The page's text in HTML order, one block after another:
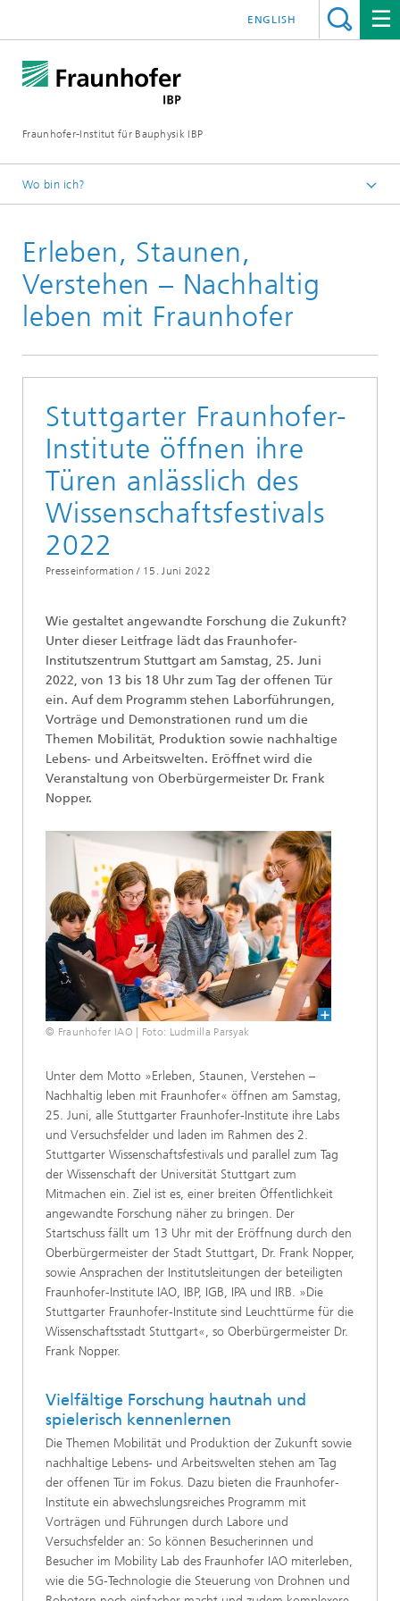
Fraunhofer-Institut für Bauphysik IBP
ENGLISH
Wo bin ich?
Erleben, Staunen,
Verstehen – Nachhaltig
leben mit Fraunhofer
Stuttgarter Fraunhofer-
Institute öffnen ihre
Türen anlässlich des
Wissenschaftsfestivals
2022
Presseinformation / 15. Juni 2022
Wie gestaltet angewandte Forschung die Zukunft?
Unter dieser Leitfrage lädt das Fraunhofer-
Institutszentrum Stuttgart am Samstag, 25. Juni
2022, von 13 bis 18 Uhr zum Tag der offenen Tür
ein. Auf dem Programm stehen Laborführungen,
Vorträge und Demonstrationen rund um die
Themen Mobilität, Produktion sowie nachhaltige
Lebens- und Arbeitswelten. Eröffnet wird die
Veranstaltung von Oberbürgermeister Dr. Frank
Nopper.
© Fraunhofer IAO | Foto: Ludmilla Parsyak
Unter dem Motto »Erleben, Staunen, Verstehen –
Nachhaltig leben mit Fraunhofer« öffnen am Samstag,
25. Juni, alle Stuttgarter Fraunhofer-Institute ihre Labs
und Versuchsfelder und laden im Rahmen des 2.
Stuttgarter Wissenschaftsfestivals und parallel zum Tag
der Wissenschaft der Universität Stuttgart zum
Mitmachen ein. Ziel ist es, einer breiten Öffentlichkeit
angewandte Forschung näher zu bringen. Der
Startschuss fällt um 13 Uhr mit der Eröffnung durch den
Oberbürgermeister der Stadt Stuttgart, Dr. Frank Nopper,
sowie Ansprachen der Institutsleitungen der beteiligten
Fraunhofer-Institute IAO, IBP, IGB, IPA und IRB. »Die
Stuttgarter Fraunhofer-Institute sind Leuchttürme für die
Wissenschaftsstadt Stuttgart«, so Oberbürgermeister Dr.
Frank Nopper.
Vielfältige Forschung hautnah und
spielerisch kennenlernen
Die Themen Mobilität und Produktion der Zukunft sowie
nachhaltige Lebens- und Arbeitswelten stehen am Tag
der offenen Tür im Fokus. Dazu bieten die Fraunhofer-
Institute ein abwechslungsreiches Programm mit
Vorträgen und Führungen durch Labore und
Versuchsfelder an: So können Besucherinnen und
Besucher im Mobility Lab des Fraunhofer IAO miterleben,
wie die 5G-Technologie die Steuerung von Drohnen und